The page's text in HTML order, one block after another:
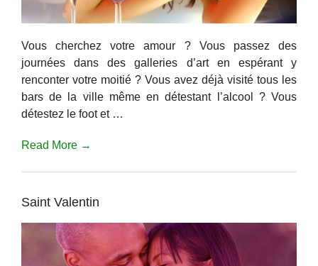
Vous cherchez votre amour ? Vous passez des
journées dans des galleries d’art en espérant y
renconter votre moitié ? Vous avez déjà visité tous les
bars de la ville même en détestant l’alcool ? Vous
détestez le foot et …
Read More →
Saint Valentin